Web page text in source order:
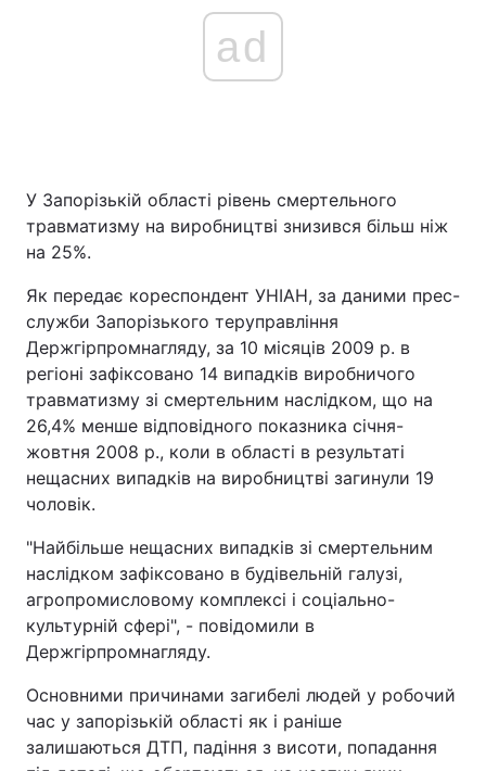
ad
У Запорізькій області рівень смертельного
травматизму на виробництві знизився більш ніж
на 25%.
Як передає кореспондент УНІАН, за даними прес-
служби Запорізького теруправління
Держгірпромнагляду, за 10 місяців 2009 р. в
регіоні зафіксовано 14 випадків виробничого
травматизму зі смертельним наслідком, що на
26,4% менше відповідного показника січня-
жовтня 2008 р., коли в області в результаті
нещасних випадків на виробництві загинули 19
чоловік.
"Найбільше нещасних випадків зі смертельним
наслідком зафіксовано в будівельній галузі,
агропромисловому комплексі і соціально-
культурній сфері", - повідомили в
Держгірпромнагляду.
Основними причинами загибелі людей у робочий
час у запорізькій області як і раніше
залишаються ДТП, падіння з висоти, попадання